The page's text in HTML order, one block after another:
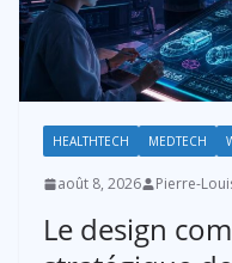
HEALTHTECH MEDTECH
août 8, 2026 Pierre-
Le design